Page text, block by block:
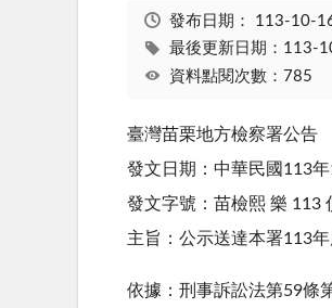
發布日期： 113-10-
最後更新日期：113-
資料點閱次數：785
臺灣苗栗地方檢察署公告
發文日期：中華民國113年
發文字號：苗檢熙 樂 113
主旨：公示送達本署113
依據：刑事訴訟法第59條